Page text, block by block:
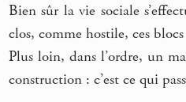
Bien sûr la vie sociale
clos, comme hostile, ces
Plus loin, dans l’ordre, un
construction : c’est ce qui